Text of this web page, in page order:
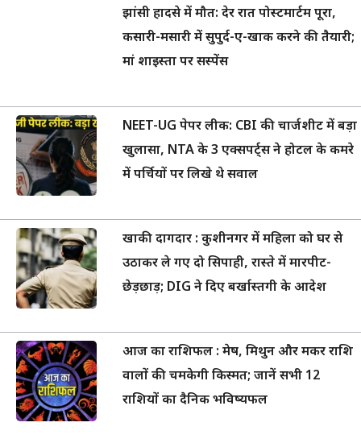
झांसी हादसे में मौत: देर रात पोस्टमार्टम पूरा,
कसारी-मसारी में सुपुर्द-ए-खाक करने की तैयारी;
मां शाइस्ता पर सस्पेंस
NEET-UG पेपर लीक: CBI की चार्जशीट में बड़ा
खुलासा, NTA के 3 एक्सपर्ट्स ने होटल के कमरे
में पर्चियों पर लिखे थे सवाल
खाकी दागदार : कुशीनगर में महिला को घर से
उठाकर ले गए दो सिपाही, रास्ते में मारपीट-
छेड़छाड़; DIG ने दिए बर्खास्तगी के आदेश
आज का राशिफल : मेष, मिथुन और मकर राशि
वालों की चमकेगी किस्मत; जानें सभी 12
राशियों का दैनिक भविष्यफल